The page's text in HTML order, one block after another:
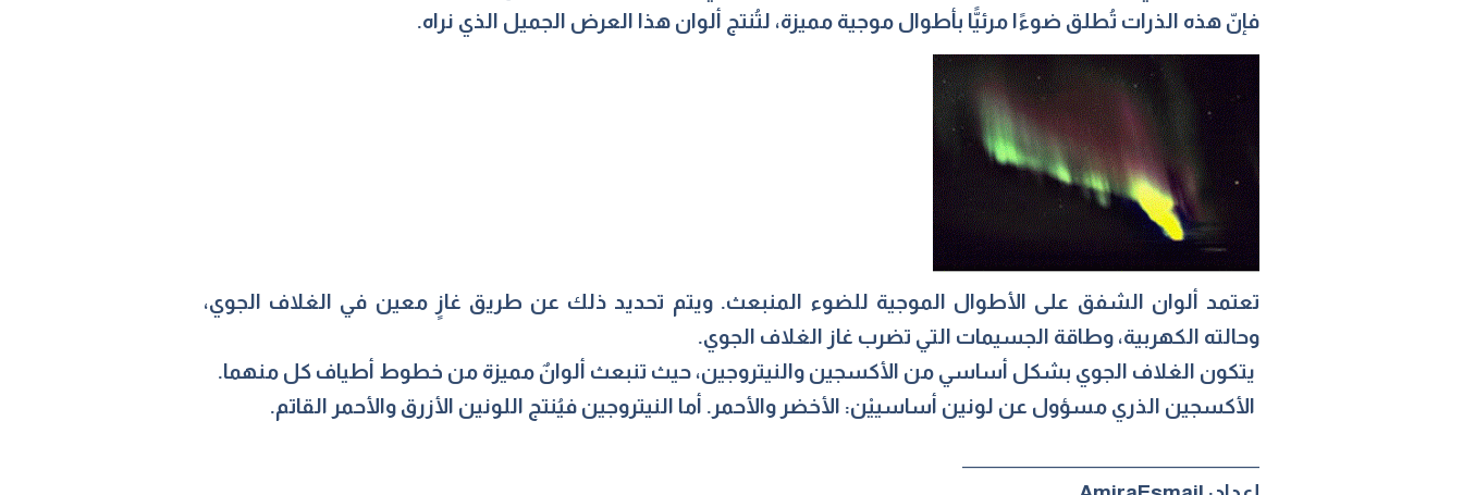
فإنّ هذه الذرات تُطلق ضوءًا مرئيًّا بأطوال موجية مميزة، لتُنتج ألوان هذا العرض الجميل الذي نراه.
تعتمد ألوان الشفق على الأطوال الموجية للضوء المنبعث. ويتم تحديد ذلك عن طريق غازٍ معين في الغلاف الجوي،
وحالته الكهربية، وطاقة الجسيمات التي تضرب غاز الغلاف الجوي.
يتكون الغلاف الجوي بشكل أساسي من الأكسجين والنيتروجين، حيث تنبعث ألوانٌ مميزة من خطوط أطياف كل منهما.
الأكسجين الذري مسؤول عن لونين أساسييْن: الأخضر والأحمر. أما النيتروجين فيُنتج اللونين الأزرق والأحمر القاتم.